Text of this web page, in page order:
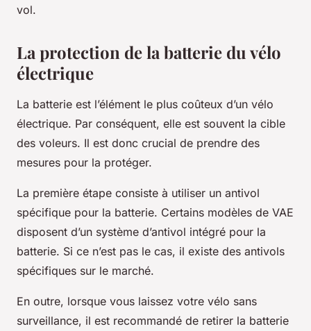
vol.
La protection de la batterie du vélo
électrique
La batterie est l’élément le plus coûteux d’un vélo
électrique. Par conséquent, elle est souvent la cible
des voleurs. Il est donc crucial de prendre des
mesures pour la protéger.
La première étape consiste à utiliser un antivol
spécifique pour la batterie. Certains modèles de VAE
disposent d’un système d’antivol intégré pour la
batterie. Si ce n’est pas le cas, il existe des antivols
spécifiques sur le marché.
En outre, lorsque vous laissez votre vélo sans
surveillance, il est recommandé de retirer la batterie